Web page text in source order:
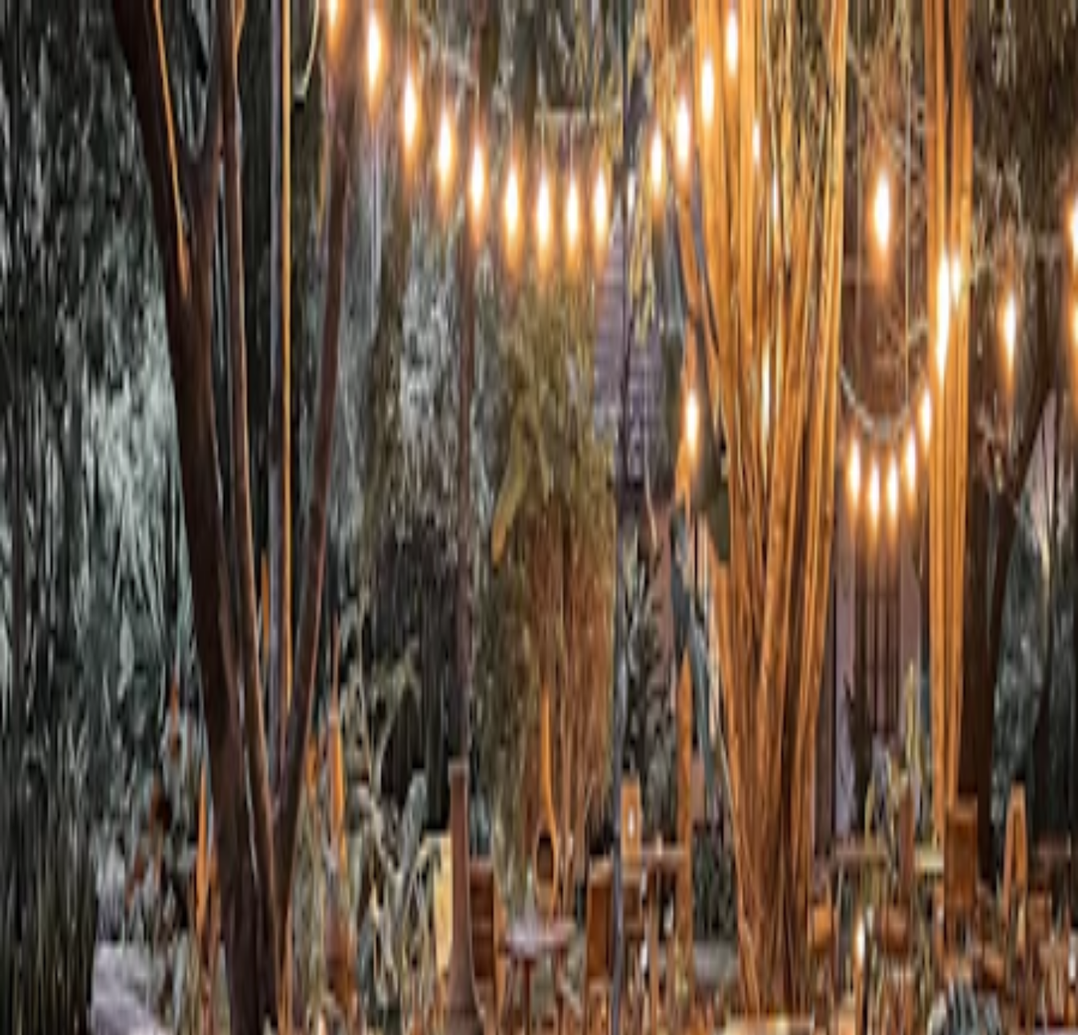
Planifiez sereinement : modification et annulation flexibles, et prix des vols stables depuis plus d'un an.
Destinations Thèmes Activités
Offres
Consultation d'expert
Se connecter